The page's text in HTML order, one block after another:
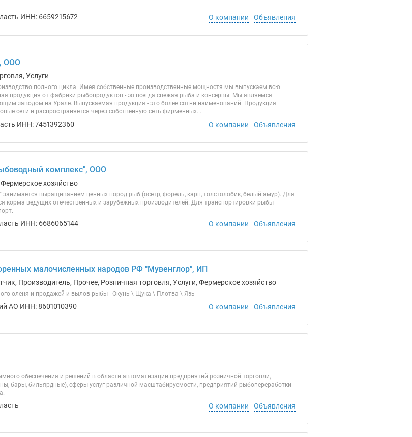
ИНН: 6659215672 О компании Объявления
ООО
Услуги
полного цикла. Имея собственные производственные мощностя мы выпускаем всю
продукция от фабрики рыбопродуктов - эо всегда свежая рыба и консервы. Мы являемся
заводом на Урале. Выпускаемая продукция - это более сотни наименований. Продукция
сети и распространяется через собственную сеть фирменных...
ИНН: 7451392360 О компании Объявления
комплекс", ООО
хозяйство
выращиванием ценных пород рыб (осетр, форель, карп, толстолобик, белый амур). Для
корма ведущих отечественных и зарубежных производителей. Для транспортировки рыбы
ИНН: 6686065144 О компании Объявления
малочисленных народов РФ "Мувенглор", ИП
Производитель, Прочее, Розничная торговля, Услуги, Фермерское хозяйство
оленя и продажей и вылов рыбы - Окунь \ Щука \ Плотва \ Язь
АО ИНН: 8601010390 О компании Объявления
обеспечения и решений в области автоматизации предприятий розничной торговли,
бары, бильярдные), сферы услуг различной масштабируемости, предприятий рыбопереработки
О компании Объявления